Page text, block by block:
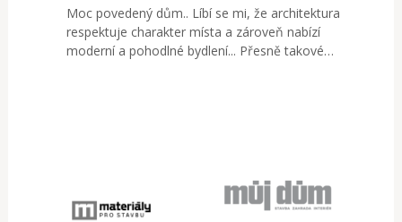
Moc povedený dům.. Líbí se mi, že architektura
respektuje charakter místa a zároveň nabízí
moderní a pohodlné bydlení... Přesně takové…